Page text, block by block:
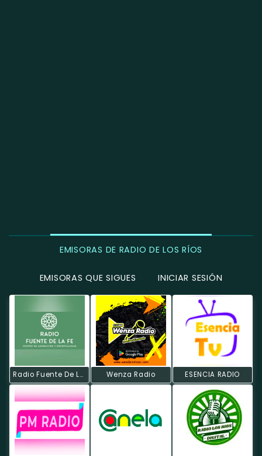
EMISORAS DE RADIO DE LOS RÍOS
EMISORAS QUE SIGUES INICIAR SESIÓN
Radio Fuente De La Fe Quevedo Wenza Radio ESENCIA RADIO